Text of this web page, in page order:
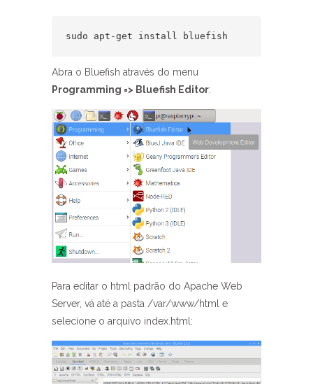
sudo apt-get install bluefish
Abra o Bluefish através do menu
Programming => Bluefish Editor:
Para editar o html padrão do Apache Web
Server, vá até a pasta /var/www/html e
selecione o arquivo index.html: